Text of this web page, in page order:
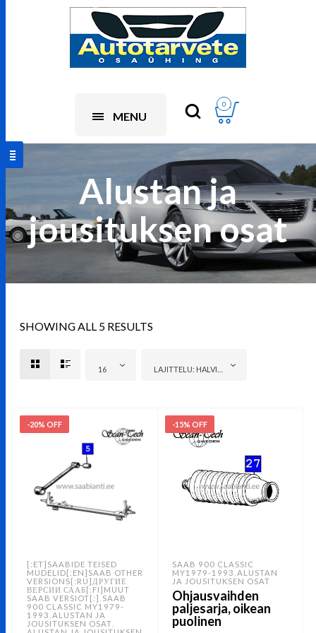
MENU
0
Alustan ja
jousituksen osat
SHOWING ALL 5 RESULTS
16
-20% OFF
[:ET]SAABIDE TEISED
MUDELID[:EN]SAAB OTHER
VERSIONS[:RU]ДРУГИЕ
ВЕРСИИ СААБ[:FI]MUUT
SAAB VERSIOT[:] SAAB
900 CLASSIC MY1979-
1993 ALUSTAN JA
JOUSITUKSEN OSAT
-15% OFF
SAAB 900 CLASSIC
MY1979-1993 ALUSTAN
JA JOUSITUKSEN OSAT
Ohjausvaihden
paljesarja, oikean
puolinen